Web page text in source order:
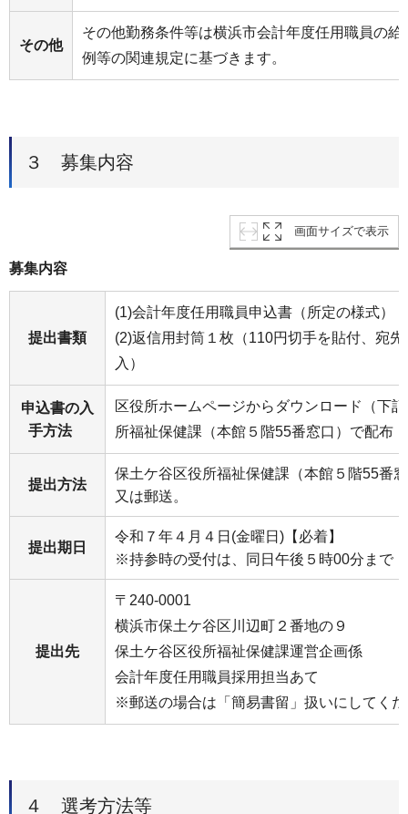
その他
その他勤務条件等は横浜市会計年度任用職員の
例等の関連規定に基づきます。
３ 募集内容
画面サイズで表示
募集内容
提出書類
(1)会計年度任用職員申込書（所定の様式）
(2)返信用封筒１枚（110円切手を貼付、宛
入）
申込書の入
手方法
区役所ホームページからダウンロード（下
所福祉保健課（本館５階55番窓口）で配布
提出方法
保土ケ谷区役所福祉保健課（本館５階55番
又は郵送。
提出期日
令和７年４月４日(金曜日)【必着】
※持参時の受付は、同日午後５時00分まで
提出先
〒240-0001
横浜市保土ケ谷区川辺町２番地の９
保土ケ谷区役所福祉保健課運営企画係
会計年度任用職員採用担当あて
※郵送の場合は「簡易書留」扱いにしてく
４ 選考方法等